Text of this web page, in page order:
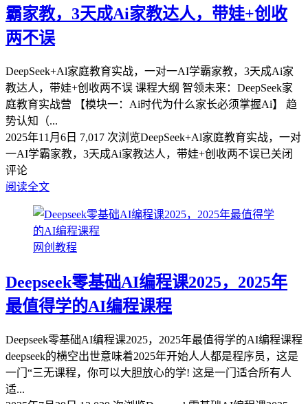
霸家教，3天成Ai家教达人，带娃+创收
两不误
DeepSeek+Al家庭教育实战，一对一AI学霸家教，3天成Ai家
教达人，带娃+创收两不误 课程大纲 智领未来：DeepSeek家
庭教育实战营 【模块一：Ai时代为什么家长必须掌握Ai】 趋
势认知（...
2025年11月6日 7,017 次浏览DeepSeek+Al家庭教育实战，一对
一AI学霸家教，3天成Ai家教达人，带娃+创收两不误已关闭
评论
阅读全文
网创教程
Deepseek零基础AI编程课2025，2025年
最值得学的AI编程课程
Deepseek零基础AI编程课2025，2025年最值得学的AI编程课程
deepseek的横空出世意味着2025年开始人人都是程序员，这是
一门“三无课程，你可以大胆放心的学! 这是一门适合所有人
适...